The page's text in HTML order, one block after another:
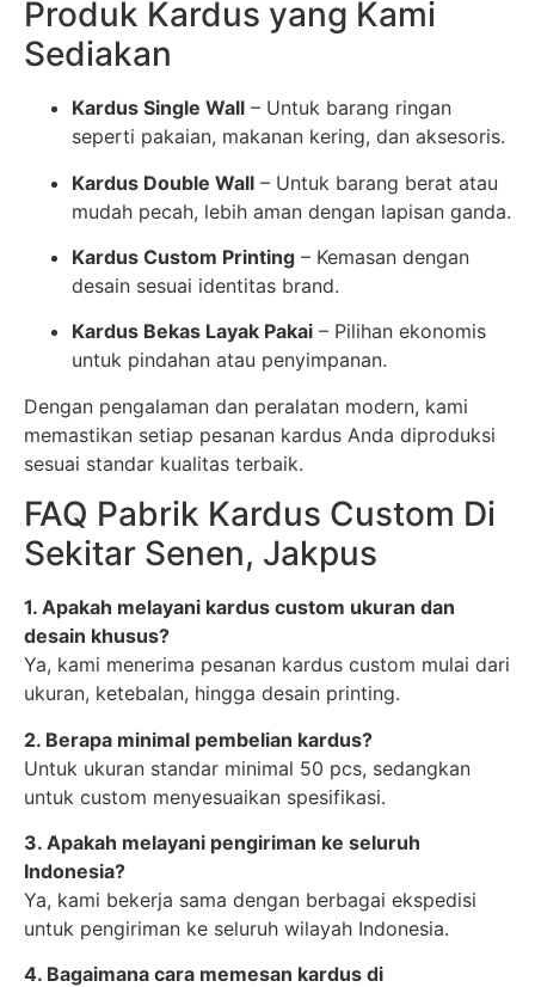
Produk Kardus yang Kami
Sediakan
Kardus Single Wall – Untuk barang ringan
seperti pakaian, makanan kering, dan aksesoris.
Kardus Double Wall – Untuk barang berat atau
mudah pecah, lebih aman dengan lapisan ganda.
Kardus Custom Printing – Kemasan dengan
desain sesuai identitas brand.
Kardus Bekas Layak Pakai – Pilihan ekonomis
untuk pindahan atau penyimpanan.
Dengan pengalaman dan peralatan modern, kami
memastikan setiap pesanan kardus Anda diproduksi
sesuai standar kualitas terbaik.
FAQ Pabrik Kardus Custom Di
Sekitar Senen, Jakpus
1. Apakah melayani kardus custom ukuran dan
desain khusus?
Ya, kami menerima pesanan kardus custom mulai dari
ukuran, ketebalan, hingga desain printing.
2. Berapa minimal pembelian kardus?
Untuk ukuran standar minimal 50 pcs, sedangkan
untuk custom menyesuaikan spesifikasi.
3. Apakah melayani pengiriman ke seluruh
Indonesia?
Ya, kami bekerja sama dengan berbagai ekspedisi
untuk pengiriman ke seluruh wilayah Indonesia.
4. Bagaimana cara memesan kardus di